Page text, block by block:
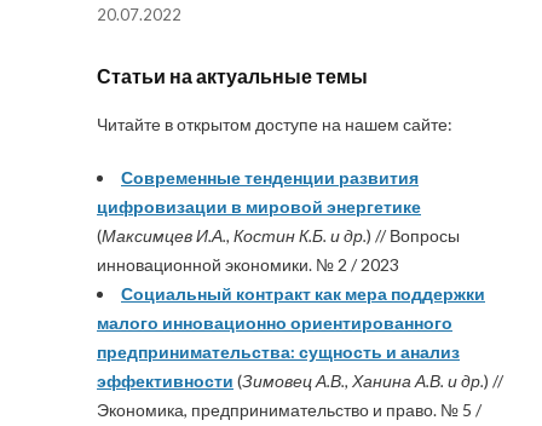
20.07.2022
Статьи на актуальные темы
Читайте в открытом доступе на нашем сайте:
Современные тенденции развития
цифровизации в мировой энергетике
(Максимцев И.А., Костин К.Б. и др.) // Вопросы
инновационной экономики. № 2 / 2023
Социальный контракт как мера поддержки
малого инновационно ориентированного
предпринимательства: сущность и анализ
эффективности (Зимовец А.В., Ханина А.В. и др.) //
Экономика, предпринимательство и право. № 5 /